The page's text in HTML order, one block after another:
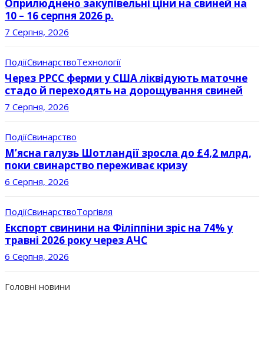
Оприлюднено закупівельні ціни на свиней на
10 – 16 серпня 2026 р.
7 Серпня, 2026
ПодіїСвинарствоТехнології
Через РРСС ферми у США ліквідують маточне
стадо й переходять на дорощування свиней
7 Серпня, 2026
ПодіїСвинарство
М’ясна галузь Шотландії зросла до £4,2 млрд,
поки свинарство переживає кризу
6 Серпня, 2026
ПодіїСвинарствоТоргівля
Експорт свинини на Філіппіни зріс на 74% у
травні 2026 року через АЧС
6 Серпня, 2026
Головні новини